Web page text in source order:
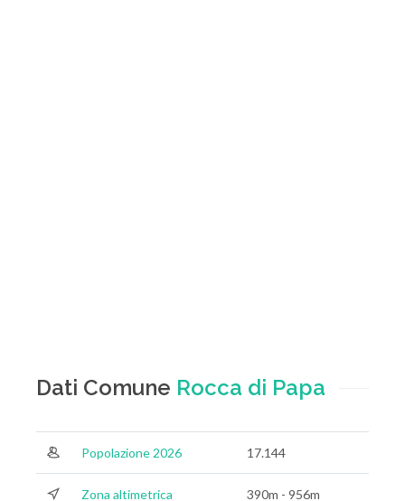
Dati Comune Rocca di Papa
Popolazione 2026 17.144
Zona altimetrica 390m - 956m